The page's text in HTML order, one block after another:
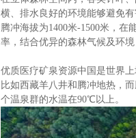
横、排水良好的环境能够避免
腾冲海拔为1400米-1500米，
率，结合优异的森林气候及环
优质医疗矿泉资源中国是世界
比如西藏羊八井和腾冲地热，
个温泉群的水温在90℃以上。